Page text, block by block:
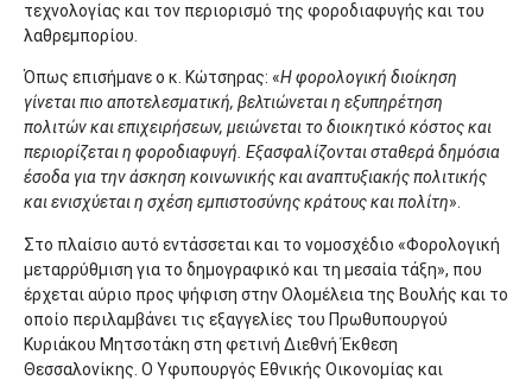
τεχνολογίας και τον περιορισμό της φοροδιαφυγής και του
λαθρεμπορίου.
Όπως επισήμανε ο κ. Κώτσηρας: «Η φορολογική διοίκηση
γίνεται πιο αποτελεσματική, βελτιώνεται η εξυπηρέτηση
πολιτών και επιχειρήσεων, μειώνεται το διοικητικό κόστος και
περιορίζεται η φοροδιαφυγή. Εξασφαλίζονται σταθερά δημόσια
έσοδα για την άσκηση κοινωνικής και αναπτυξιακής πολιτικής
και ενισχύεται η σχέση εμπιστοσύνης κράτους και πολίτη».
Στο πλαίσιο αυτό εντάσσεται και το νομοσχέδιο «Φορολογική
μεταρρύθμιση για το δημογραφικό και τη μεσαία τάξη», που
έρχεται αύριο προς ψήφιση στην Ολομέλεια της Βουλής και το
οποίο περιλαμβάνει τις εξαγγελίες του Πρωθυπουργού
Κυριάκου Μητσοτάκη στη φετινή Διεθνή Έκθεση
Θεσσαλονίκης. Ο Υφυπουργός Εθνικής Οικονομίας και